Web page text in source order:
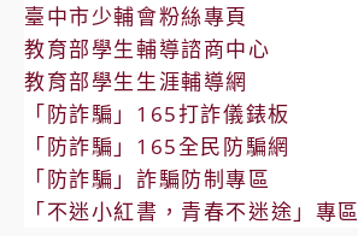
臺中市少輔會粉絲專頁
教育部學生輔導諮商中心
教育部學生生涯輔導網
「防詐騙」165打詐儀錶板
「防詐騙」165全民防騙網
「防詐騙」詐騙防制專區
「不迷小紅書，青春不迷途」專區